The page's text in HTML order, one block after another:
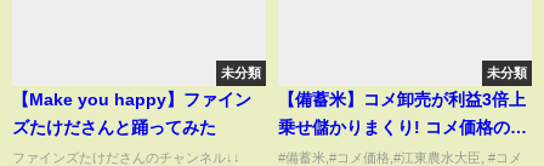
未分類
【Make you happy】ファイン
ズたけださんと踊ってみた
ファインズたけださんのチャンネル↓↓
未分類
【備蓄米】コメ卸売が利益3倍上
乗せ儲かりまくり! コメ価格の高
騰の原因に江東農水大臣もお手
#備蓄米,#コメ価格,#江東農水大臣, #コメ